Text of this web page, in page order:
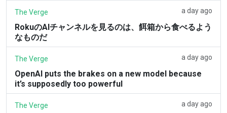
The Verge a day ago
RokuのAIチャンネルを見るのは、餌箱から食べるよう
なものだ
The Verge a day ago
OpenAI puts the brakes on a new model because
it’s supposedly too powerful
The Verge a day ago